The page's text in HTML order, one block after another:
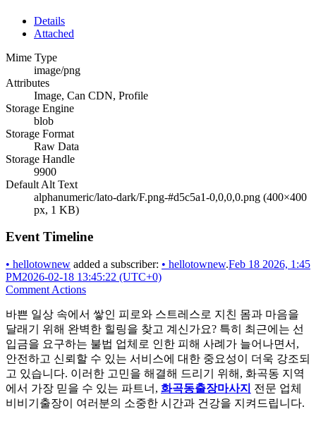
Details
Attached
Mime Type
image/png
Attributes
Image, Can CDN, Profile
Storage Engine
blob
Storage Format
Raw Data
Storage Handle
9900
Default Alt Text
alphanumeric/lato-dark/F.png-#d5c5a1-0,0,0,0.png (400×400
px, 1 KB)
Event Timeline
• hellotownew added a subscriber: • hellotownew.Feb 18 2026, 1:45
PM2026-02-18 13:45:22 (UTC+0)
Comment Actions
바쁜 일상 속에서 쌓인 피로와 스트레스로 지친 몸과 마음을
달래기 위해 완벽한 힐링을 찾고 계신가요? 특히 최근에는 선
입금을 요구하는 불법 업체로 인한 피해 사례가 늘어나면서,
안전하고 신뢰할 수 있는 서비스에 대한 중요성이 더욱 강조되
고 있습니다. 이러한 고민을 해결해 드리기 위해, 화곡동 지역
에서 가장 믿을 수 있는 파트너, 화곡동출장마사지 전문 업체
비비기출장이 여러분의 소중한 시간과 건강을 지켜드립니다.